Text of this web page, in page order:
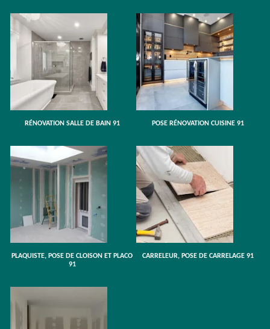
RÉNOVATION SALLE DE BAIN 91 POSE RÉNOVATION CUISINE 91
PLAQUISTE, POSE DE CLOISON ET PLACO
91
CARRELEUR, POSE DE CARRELAGE 91